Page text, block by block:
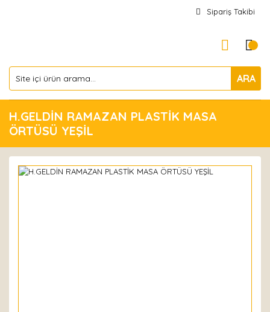
Sipariş Takibi
ARA
H.GELDİN RAMAZAN PLASTİK MASA
ÖRTÜSÜ YEŞİL